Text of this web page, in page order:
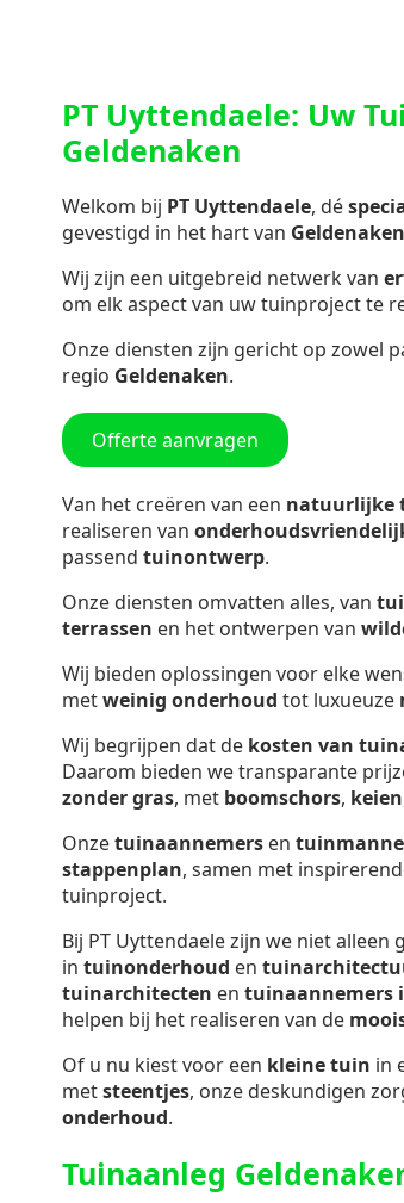
PT Uyttendaele: Uw
Geldenaken
Welkom bij PT Uyttendaele, dé
gevestigd in het hart van Geldenaken
Wij zijn een uitgebreid netwerk van
om elk aspect van uw tuinproject te
Onze diensten zijn gericht op zowel
regio Geldenaken.
Offerte aanvragen
Van het creëren van een natuurlijke
realiseren van
passend tuinontwerp.
Onze diensten omvatten alles, van
terrassen en het ontwerpen van
Wij bieden oplossingen voor elke
metweinig onderhoud tot luxueuze
Wij begrijpen dat de kosten van
Daarom bieden we transparante
zonder gras, met boomschors, keien
Onzetuinaannemers en
stappenplan, samen met
tuinproject.
Bij PT Uyttendaele zijn we niet alleen
in tuinonderhoud en
tuinarchitecten en tuinaannemers
helpen bij het realiseren van de
Of u nu kiest voor een kleine tuin in
metsteentjes, onze deskundigen
onderhoud.
Tuinaanleg